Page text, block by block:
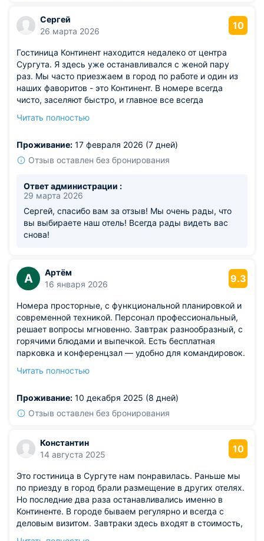
Сергей
26 марта 2026
10
Гостиница Континент находится недалеко от центра
Сургута. Я здесь уже останавливался с женой пару
раз. Мы часто приезжаем в город по работе и один из
наших фаворитов - это Континент. В номере всегда
чисто, заселяют быстро, и главное все всегда
халатов, гигиенических средств. Рядом с отелем есть,
питания также можно договориться заблаговременно.
Читать полностью
Проживание: 17 февраля 2026 (7 дней)
Отзыв оставлен без бронирования
Ответ администрации :
29 марта 2026
Сергей, спасибо вам за отзыв! Мы очень рады, что
вы выбираете наш отель! Всегда рады видеть вас
снова!
А
Артём
16 января 2026
9.3
Номера просторные, с функциональной планировкой и
современной техникой. Персонал профессиональный,
решает вопросы мгновенно. Завтрак разнообразный, с
горячими блюдами и выпечкой. Есть бесплатная
парковка и конференцзал — удобно для командировок.
Из недостатков: в номерах нет сейфов, но можно
Читать полностью
Проживание: 10 декабря 2025 (8 дней)
Отзыв оставлен без бронирования
Константин
14 августа 2025
10
Это гостиница в Сургуте нам понравилась. Раньше мы
по приезду в город брали размещение в других отелях.
Но последние два раза останавливались именно в
Континенте. В городе бываем регулярно и всегда с
деловым визитом. Завтраки здесь входят в стоимость,